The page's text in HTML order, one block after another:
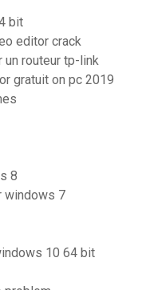
bit
editor crack
un routeur tp-link
gratuit on pc 2019
8
windows 7
10 64 bit